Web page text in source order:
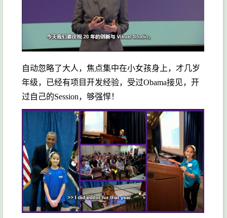
自动忽略了大人，焦点集中在小女孩身上，才几岁
年级，已经有项目开发经验，受过Obama接见，开
过自己的Session，够强悍！